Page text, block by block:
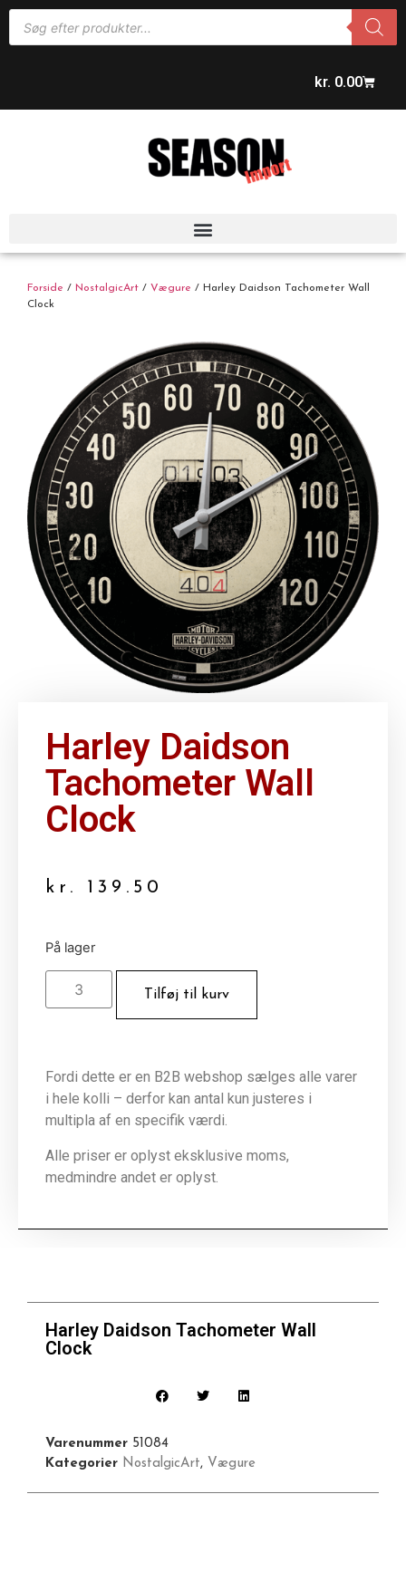
kr. 0.00
Forside / NostalgicArt / Vægure / Harley Daidson Tachometer Wall
Clock
Harley Daidson
Tachometer Wall
Clock
kr. 139.50
På lager
Tilføj til kurv
Fordi dette er en B2B webshop sælges alle varer
i hele kolli – derfor kan antal kun justeres i
multipla af en specifik værdi.
Alle priser er oplyst eksklusive moms,
medmindre andet er oplyst.
Harley Daidson Tachometer Wall
Clock
Varenummer 51084
Kategorier NostalgicArt, Vægure